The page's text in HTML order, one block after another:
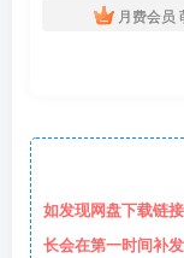
月费会员
如发现网盘下载链
长会在第一时间补